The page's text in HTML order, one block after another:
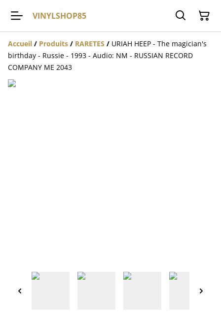
VINYLSHOP85
Accueil / Produits / RARETES / URIAH HEEP - The magician's
birthday - Russie - 1993 - Audio: NM - RUSSIAN RECORD
COMPANY ME 2043